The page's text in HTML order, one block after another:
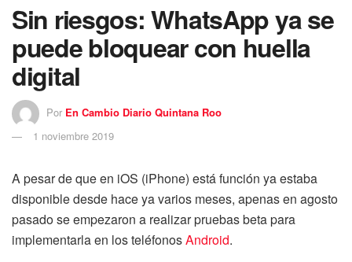
Sin riesgos: WhatsApp ya se
puede bloquear con huella
digital
Por En Cambio Diario Quintana Roo
1 noviembre 2019
A pesar de que en iOS (iPhone) está función ya estaba
disponible desde hace ya varios meses, apenas en agosto
pasado se empezaron a realizar pruebas beta para
implementarla en los teléfonosAndroid.